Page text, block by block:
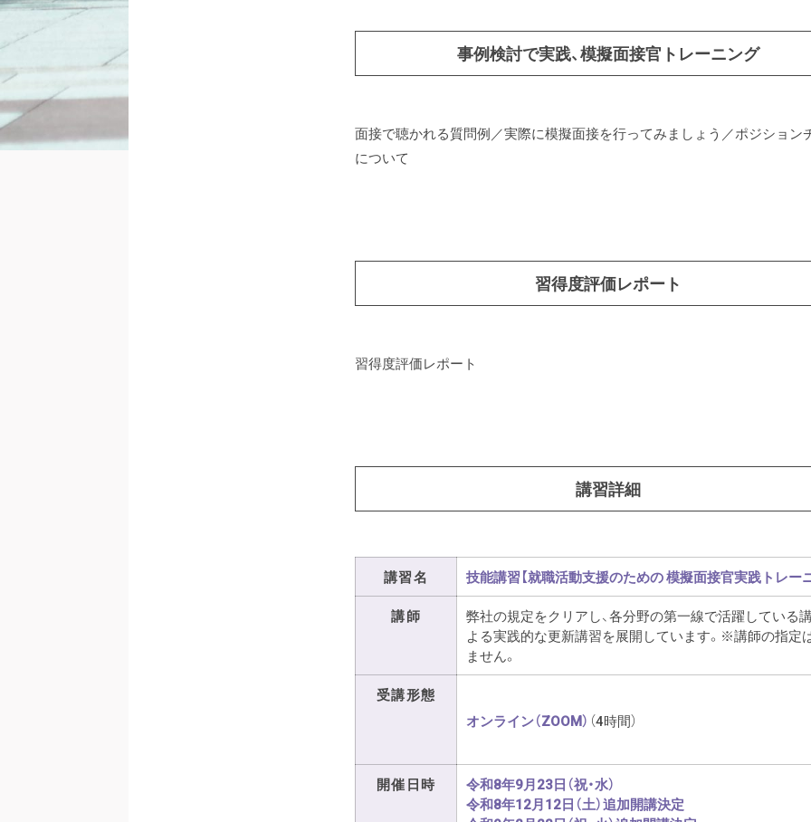
事例検討で実践、模擬面接官トレーニング
面接で聴かれる質問例／実際に模擬面接を行ってみましょう／ポジション
について
習得度評価レポート
習得度評価レポート
講習詳細
講習名
技能講習【就職活動支援のための 模擬面接官実践トレー
講師
弊社の規定をクリアし、各分野の第一線で活躍している
よる実践的な更新講習を展開しています。※講師の指定
ません。
受講形態
オンライン（ZOOM） （4時間）
開催日時
令和8年9月23日（祝・水）
令和8年12月12日（土）追加開講決定